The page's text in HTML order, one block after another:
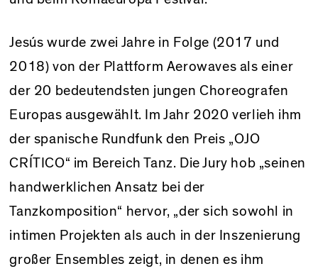
Jesús wurde zwei Jahre in Folge (2017 und
2018) von der Plattform Aerowaves als einer
der 20 bedeutendsten jungen Choreografen
Europas ausgewählt. Im Jahr 2020 verlieh ihm
der spanische Rundfunk den Preis „OJO
CRÍTICO“ im Bereich Tanz. Die Jury hob „seinen
handwerklichen Ansatz bei der
Tanzkomposition“ hervor, „der sich sowohl in
intimen Projekten als auch in der Inszenierung
großer Ensembles zeigt, in denen es ihm